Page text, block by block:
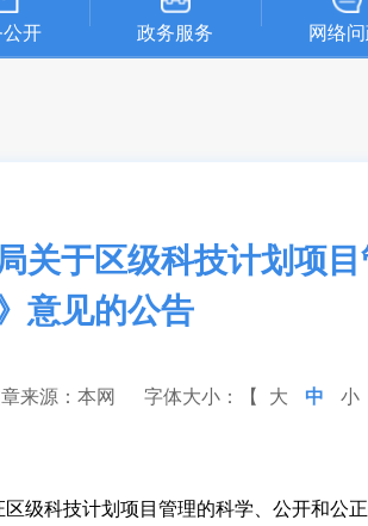
开 政务服务 网络
关于区级科技计划项
意见的公告
来源：本网 字体大小：【 大 中 小
科技计划项目管理的科学、公开和公